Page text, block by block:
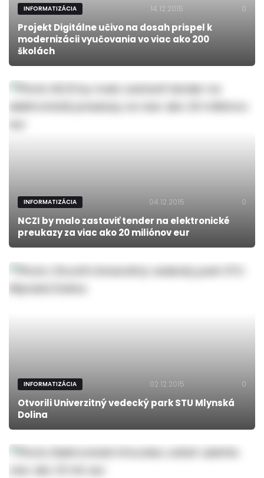
INFORMATIZÁCIA 14.12.2015 0
Projekt Digitálne učivo na dosah prispel k
modernizácii vyučovania vo viac ako 200
školách
INFORMATIZÁCIA 04.12.2015 0
NCZI by malo zastaviť tender na elektronické
preukazy za viac ako 20 miliónov eur
INFORMATIZÁCIA 02.12.2015 0
Otvorili Univerzitný vedecký park STU Mlynská
Dolina